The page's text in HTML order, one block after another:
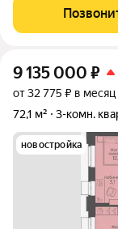
Дзержинского
адресу ул.
9 135 000 ₽
от 32 775 ₽ в месяц
72,1 м²
3-комн.
новостройка